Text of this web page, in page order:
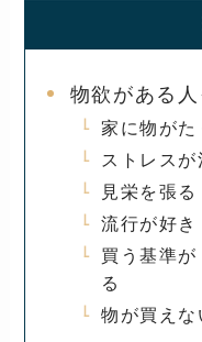
物欲がある
家に物がた
ストレス
見栄を張る
流行が好き
買う基準
る
物が買えな